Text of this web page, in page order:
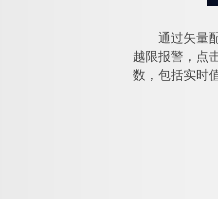
通过矢量配
越限报警，点
数，包括实时